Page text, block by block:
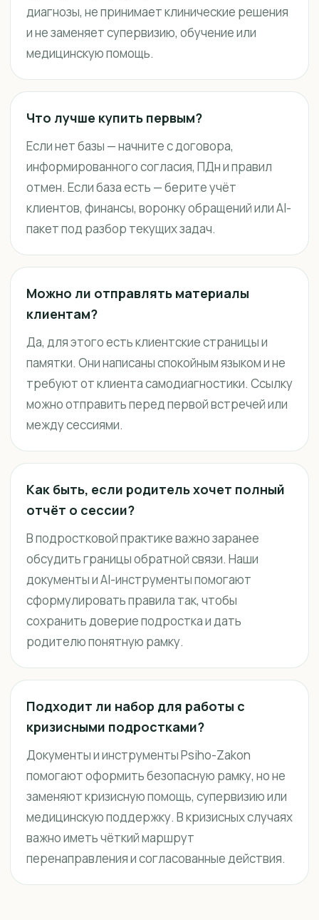
диагнозы, не принимает клинические решения
и не заменяет супервизию, обучение или
медицинскую помощь.
Что лучше купить первым?
Если нет базы — начните с договора,
информированного согласия, ПДн и правил
отмен. Если база есть — берите учёт
клиентов, финансы, воронку обращений или AI-
пакет под разбор текущих задач.
Можно ли отправлять материалы
клиентам?
Да, для этого есть клиентские страницы и
памятки. Они написаны спокойным языком и не
требуют от клиента самодиагностики. Ссылку
можно отправить перед первой встречей или
между сессиями.
Как быть, если родитель хочет полный
отчёт о сессии?
В подростковой практике важно заранее
обсудить границы обратной связи. Наши
документы и AI-инструменты помогают
сформулировать правила так, чтобы
сохранить доверие подростка и дать
родителю понятную рамку.
Подходит ли набор для работы с
кризисными подростками?
Документы и инструменты Psiho-Zakon
помогают оформить безопасную рамку, но не
заменяют кризисную помощь, супервизию или
медицинскую поддержку. В кризисных случаях
важно иметь чёткий маршрут
перенаправления и согласованные действия.